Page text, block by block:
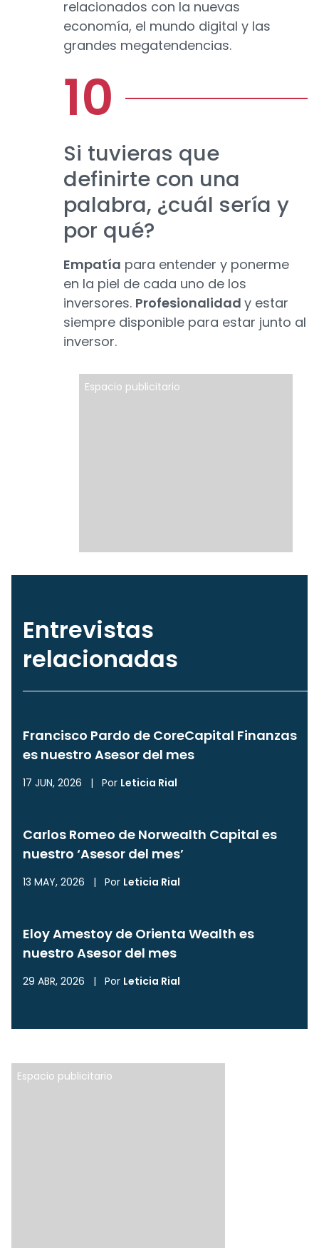
relacionados con la nuevas
economía, el mundo digital y las
grandes megatendencias.
Si tuvieras que
definirte con una
palabra, ¿cuál sería y
por qué?
Empatía para entender y ponerme
en la piel de cada uno de los
inversores. Profesionalidad y estar
siempre disponible para estar junto al
inversor.
Espacio publicitario
Entrevistas
relacionadas
Francisco Pardo de CoreCapital Finanzas
es nuestro Asesor del mes
17 JUN, 2026 | Por Leticia Rial
Carlos Romeo de Norwealth Capital es
nuestro ‘Asesor del mes’
13 MAY, 2026 | Por Leticia Rial
Eloy Amestoy de Orienta Wealth es
nuestro Asesor del mes
29 ABR, 2026 | Por Leticia Rial
Espacio publicitario